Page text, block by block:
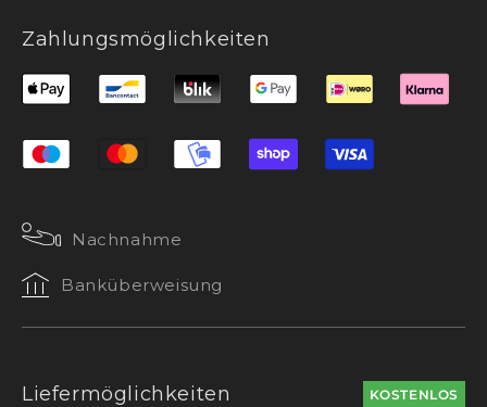
Zahlungsmöglichkeiten
Nachnahme
Banküberweisung
Liefermöglichkeiten KOSTENLOS